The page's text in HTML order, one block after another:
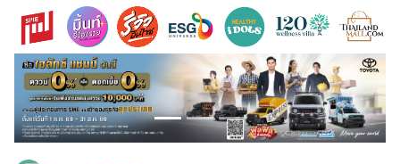
Skip
content
Search
for: